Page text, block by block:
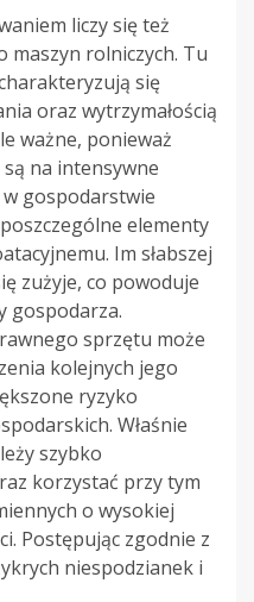
liczy się też
maszyn rolniczych. Tu
się
oraz wytrzymałością
ważne, ponieważ
na intensywne
gospodarstwie
elementy
Im słabszej
zużyje, co powoduje
gospodarza.
sprzętu może
kolejnych jego
ryzyko
Właśnie
szybko
korzystać przy tym
o wysokiej
Postępując zgodnie z
niespodzianek i